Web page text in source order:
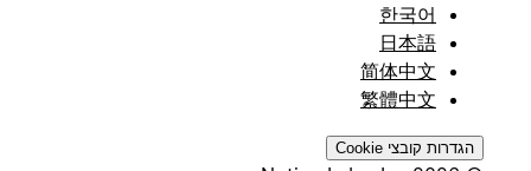
한국어
日本語
简体中文
繁體中文
הגדרות קובצי Cookie